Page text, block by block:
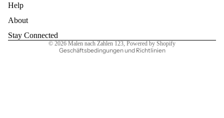
Help
About
Stay Connected
© 2026 Malen nach Zahlen 123, Powered by Shopify
Geschäftsbedingungen und Richtlinien
Widerrufsrecht
AGB
Kontaktinformationen